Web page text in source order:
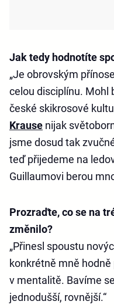
Jak tedy hodnotíte
„Je obrovským
celou disciplínu. Mohl
české skikrosové
Krause nijak
jsme dosud tak
teď přijedeme na
Guillaumovi berou
Prozraďte, co se na
změnilo?
„Přinesl spoustu
konkrétně mně
v mentalitě. Bavíme
jednodušší, rovnější.“